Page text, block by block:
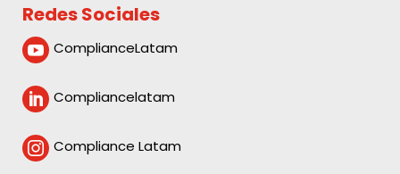
Redes Sociales
 ComplianceLatam
 Compliancelatam
 Compliance Latam